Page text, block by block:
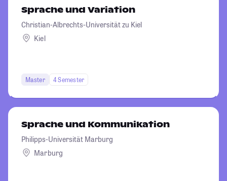
Sprache und Variation
Christian-Albrechts-Universität zu Kiel
Kiel
Master 4 Semester
Sprache und Kommunikation
Philipps-Universität Marburg
Marburg